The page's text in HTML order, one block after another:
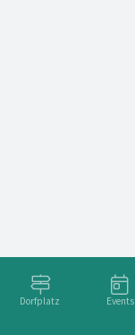
Dorfplatz Events